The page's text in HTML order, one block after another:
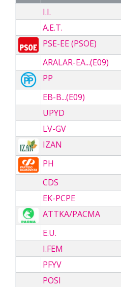
I.I.
A.E.T.
PSE-EE (PSOE)
ARALAR-EA...(E09)
PP
EB-B...(E09)
UPYD
LV-GV
IZAN
PH
CDS
EK-PCPE
ATTKA/PACMA
E.U.
I.FEM
PFYV
POSI